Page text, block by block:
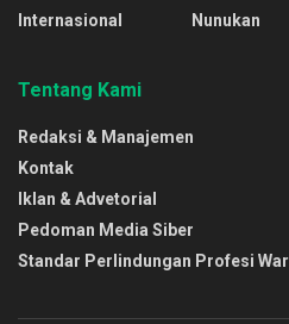
Internasional
Nunukan
Tentang Kami
Redaksi & Manajemen
Kontak
Iklan & Advetorial
Pedoman Media Siber
Standar Perlindungan Profesi